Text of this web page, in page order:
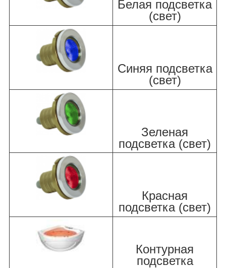
Белая подсветка
(свет)
Синяя подсветка
(свет)
Зеленая
подсветка (свет)
Красная
подсветка (свет)
Контурная
подсветка